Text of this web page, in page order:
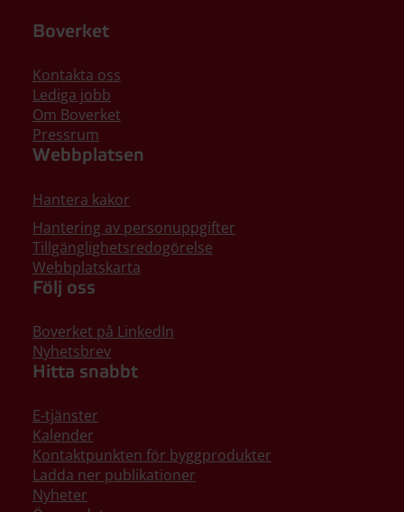
Boverket
Kontakta oss
Lediga jobb
Om Boverket
Pressrum
Webbplatsen
Hantera kakor
Hantering av personuppgifter
Tillgänglighetsredogörelse
Webbplatskarta
Följ oss
Boverket på LinkedIn
Nyhetsbrev
Hitta snabbt
E-tjänster
Kalender
Kontaktpunkten för byggprodukter
Ladda ner publikationer
Nyheter